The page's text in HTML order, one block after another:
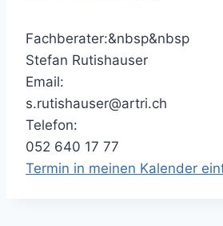
Fachberater:&nbsp&nbsp
Stefan Rutishauser
Email:
s.rutishauser@artri.ch
Telefon:
052 640 17 77
Termin in meinen Kalender